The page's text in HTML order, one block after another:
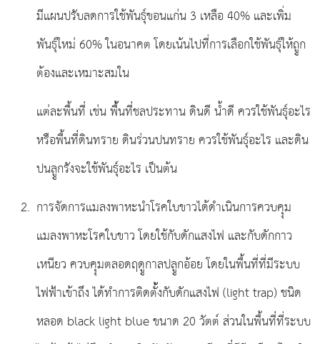
มีแผนปรับลดการใช้พันธุ์ขอนแก่น 3 เหลือ 40% และเพิ่ม
พันธุ์ใหม่ 60% ในอนาคต โดยเน้นไปที่การเลือกใช้พันธุ์ให้ถููก
ต้องและเหมาะสมใน
แต่ละพื้นที่่ เช่น พื้้นที่่ชลประทาน ดินดี น้ำดี ควรใช้พันธุ์อะไร
หรือพื้นที่่ดินทราย ดินร่วนปนทราย ควรใช้พันธุ์อะไร และดิน
ปนลููกรังจะใช้พันธุ์อะไร เป็นต้น
การจัดการแมลงพาหะนำโรคใบขาวได้ดำเนินการควบคุุม
แมลงพาหะโรคใบขาว โดยใช้กับดักแสงไฟ และกับดักกาว
เหนียว ควบคุุมตลอดฤดููกาลปลููกอ้อย โดยในพื้นที่ที่มีระบบ
ไฟฟ้าเข้าถึง ได้ทำการติดตั้้งกับดักแสงไฟ (light trap) ชนิด
หลอด black light blue ขนาด 20 วัตต์ ส่วนในพื้นที่่ที่ระบบ